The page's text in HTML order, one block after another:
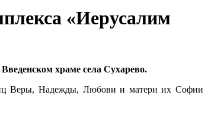
«Иерусалим
храме села Сухарево.
Веры, Надежды, Любови и матери их Софии